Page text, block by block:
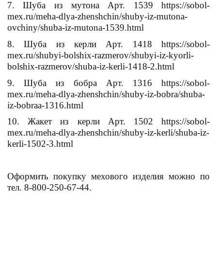
7. Шуба из мутона Арт. 1539 https://sobol-
mex.ru/meha-dlya-zhenshchin/shuby-iz-mutona-
ovchiny/shuba-iz-mutona-1539.html
8. Шуба из керли Арт. 1418 https://sobol-
mex.ru/shubyi-bolshix-razmerov/shubyi-iz-kyorli-
bolshix-razmerov/shuba-iz-kerli-1418-2.html
9. Шуба из бобра Арт. 1316 https://sobol-
mex.ru/meha-dlya-zhenshchin/shuby-iz-bobra/shuba-
iz-bobraa-1316.html
10. Жакет из керли Арт. 1502 https://sobol-
mex.ru/meha-dlya-zhenshchin/shuby-iz-kerli/shuba-iz-
kerli-1502-3.html
Оформить покупку мехового изделия можно по
тел. 8-800-250-67-44.